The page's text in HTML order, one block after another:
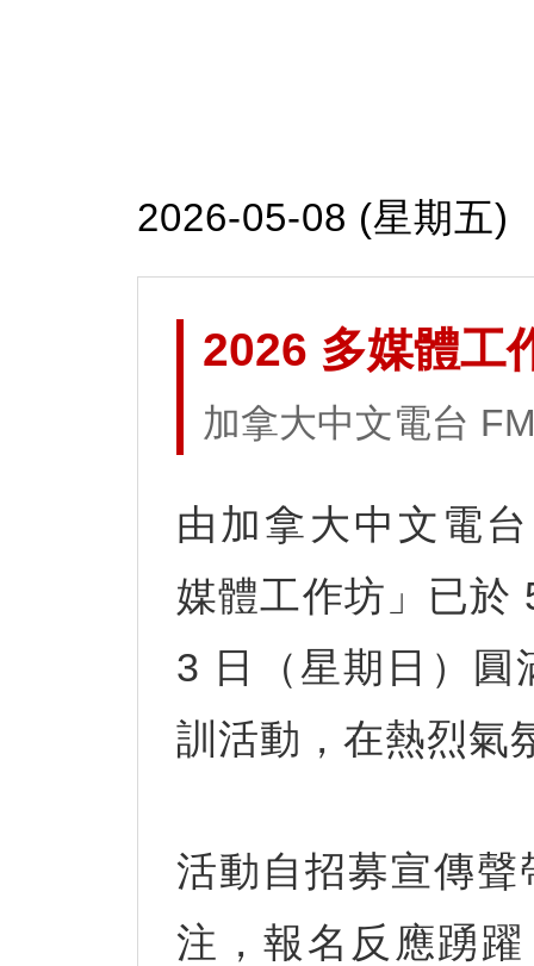
2026-05-08 (星期五)
2026 多媒體工
加拿大中文電台
由加拿大中文電
媒體工作坊」已於
3 日（星期日）圓
訓活動，在熱烈氣
活動自招募宣傳
注，報名反應踴